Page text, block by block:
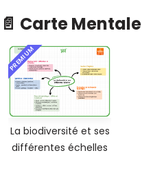
📄 Carte Mentale
PREMIUM
La biodiversité et ses
différentes échelles